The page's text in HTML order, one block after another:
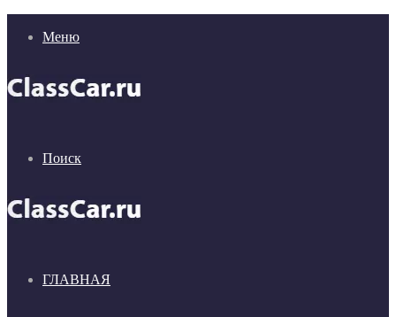
Меню
Поиск
ГЛАВНАЯ